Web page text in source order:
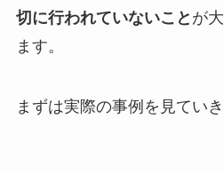
切に行われていないこと が
ます。
まずは実際の事例を見ていき